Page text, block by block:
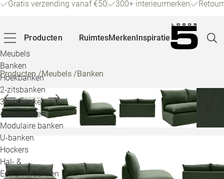
Gratis verzending vanaf €50 300+ interieurmerken
Producten
Meubels
Banken
Hoekbanken
2-zitsbanken
3-zitsbanken
4-zitsbanken
Modulaire banken
U-banken
Hockers
Hal- &
Eetkamerbanken
RuimtesMerkenInspiratie
Producten/Meubels /Banken